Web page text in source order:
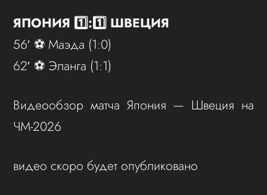
ЯПОНИЯ 1️⃣:1️⃣ ШВЕЦИЯ
56′ ⚽️ Маэда (1:0)
62′ ⚽️ Эланга (1:1)
Видеообзор матча Япония — Швеция на
ЧМ-2026
видео скоро будет опубликовано